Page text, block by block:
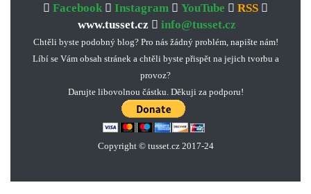
Facebook Instagram YouTube
RSS
www.tusset.cz
info@tusset.cz
Chtěli byste podobný blog? Pro nás žádný problém, napište nám!
Líbí se Vám obsah stránek a chtěli byste přispět na jejich tvorbu a
provoz?
Darujte libovolnou částku. Děkuji za podporu!
Copyright © tusset.cz 2017-24